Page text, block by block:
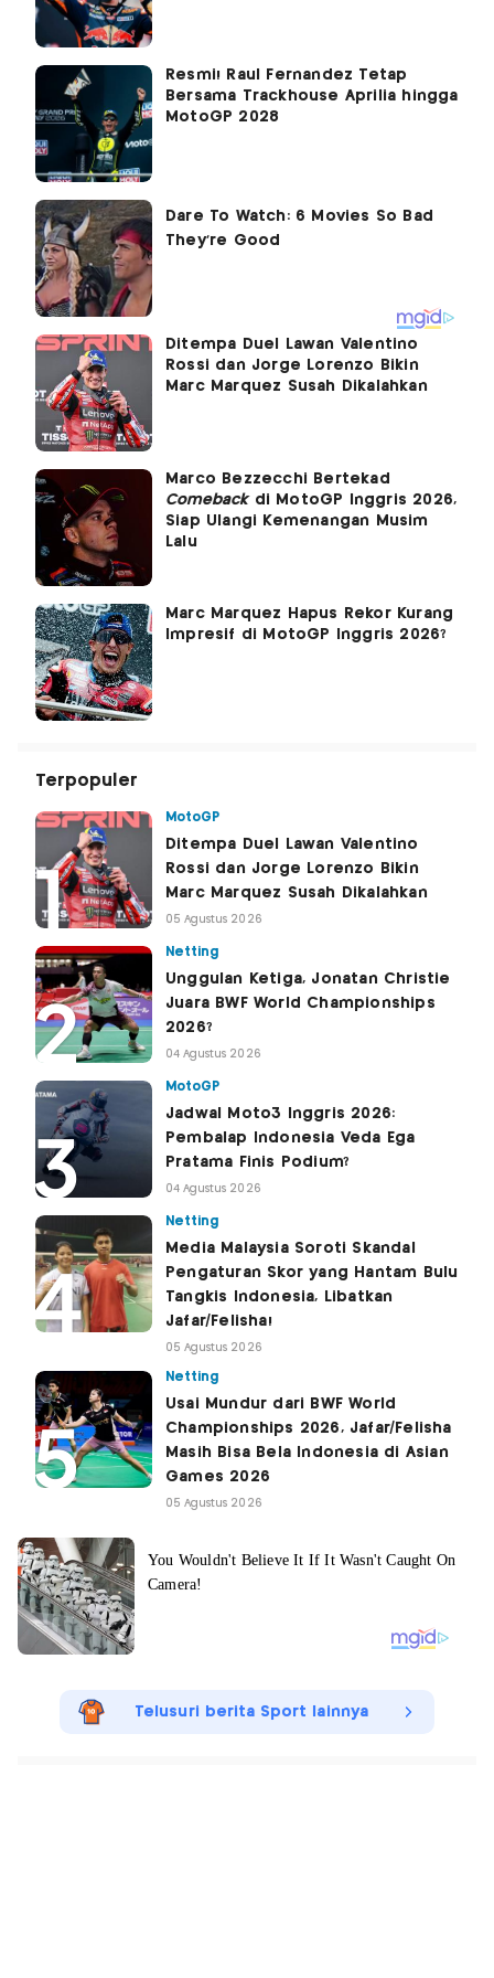
Resmi! Raul Fernandez Tetap
Bersama Trackhouse Aprilia hingga
MotoGP 2028
Ditempa Duel Lawan Valentino
Rossi dan Jorge Lorenzo Bikin
Marc Marquez Susah Dikalahkan
Marco Bezzecchi Bertekad
Comebackdi MotoGP Inggris 2026,
Siap Ulangi Kemenangan Musim
Lalu
Marc Marquez Hapus Rekor Kurang
Impresif di MotoGP Inggris 2026?
Terpopuler
MotoGP
Ditempa Duel Lawan Valentino
Rossi dan Jorge Lorenzo Bikin
Marc Marquez Susah Dikalahkan
05 Agustus 2026
Netting
Unggulan Ketiga, Jonatan Christie
Juara BWF World Championships
2026?
04 Agustus 2026
MotoGP
Jadwal Moto3 Inggris 2026:
Pembalap Indonesia Veda Ega
Pratama Finis Podium?
04 Agustus 2026
Netting
Media Malaysia Soroti Skandal
Pengaturan Skor yang Hantam Bulu
Tangkis Indonesia, Libatkan
Jafar/Felisha!
05 Agustus 2026
Netting
Usai Mundur dari BWF World
Championships 2026, Jafar/Felisha
Masih Bisa Bela Indonesia di Asian
Games 2026
05 Agustus 2026
Telusuri berita Sport lainnya